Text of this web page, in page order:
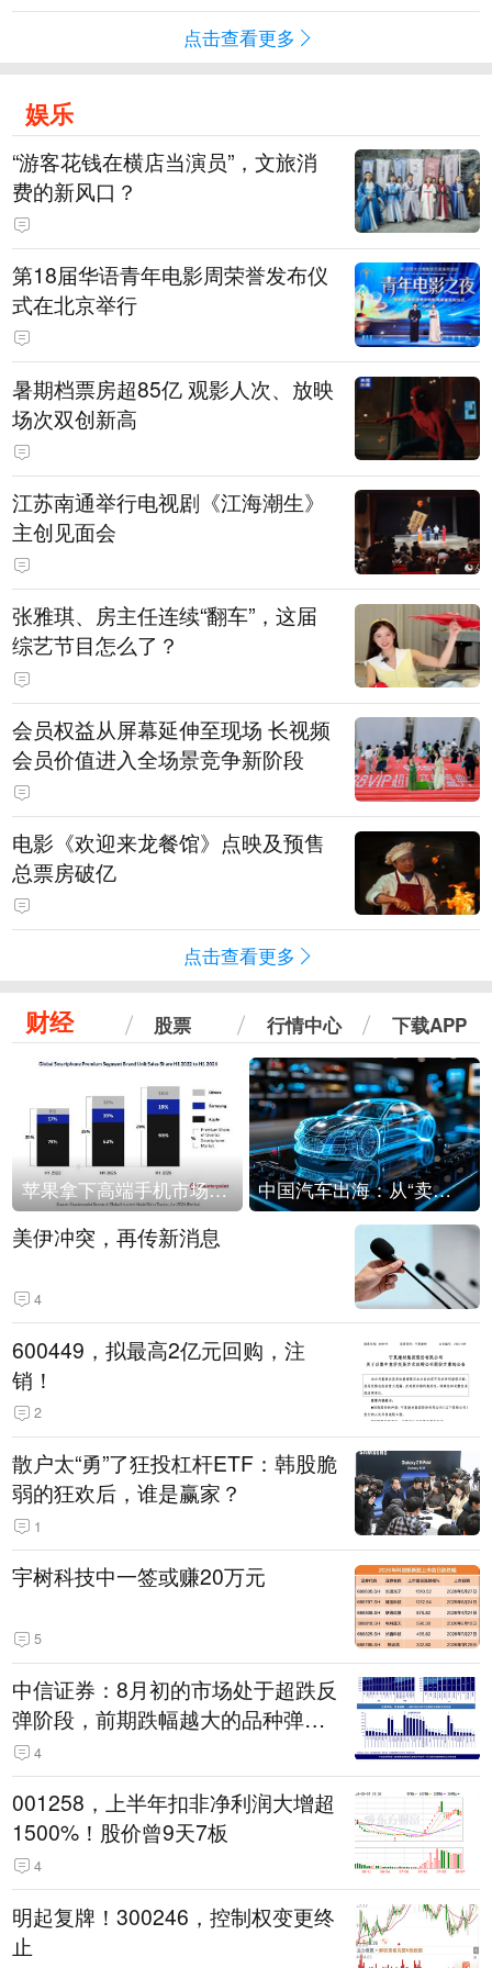
点击查看更多
娱乐
“游客花钱在横店当演员”，文旅消
费的新风口？
第18届华语青年电影周荣誉发布仪
式在北京举行
暑期档票房超85亿 观影人次、放映
场次双创新高
江苏南通举行电视剧《江海潮生》
主创见面会
张雅琪、房主任连续“翻车”，这届
综艺节目怎么了？
会员权益从屏幕延伸至现场 长视频
会员价值进入全场景竞争新阶段
电影《欢迎来龙餐馆》点映及预售
总票房破亿
点击查看更多
财经 股票 行情中心 下载APP
苹果拿下高端手机市场65%的份额：iPhone 17系列功不可没 中国汽车出海：从“卖出去”到“走进去”
美伊冲突，再传新消息
4
600449，拟最高2亿元回购，注
销！
2
散户太“勇”了狂投杠杆ETF：韩股脆
弱的狂欢后，谁是赢家？
1
宇树科技中一签或赚20万元
5
中信证券：8月初的市场处于超跌反
弹阶段，前期跌幅越大的品种弹性
越大
4
001258，上半年扣非净利润大增超
1500%！股价曾9天7板
4
明起复牌！300246，控制权变更终
止